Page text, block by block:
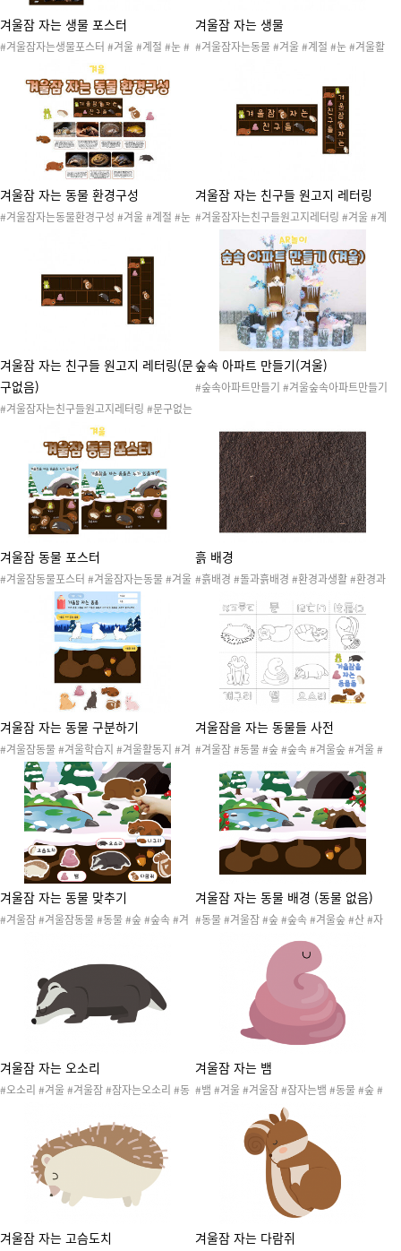
겨울잠 자는 생물 포스터
#겨울잠자는생물포스터 #겨울 #계절 #눈 #
겨울활동 #겨울놀이 #겨울도안 #겨울환경 #
겨울자료 #겨울게시판 #겨울환경판 #겨울프
로젝트 #겨울잠자는생물 #겨울잠자는동물 #
겨울포스터 #겨울교수자료 #오소리 #개구리
#고슴도치 #다람쥐 #뱀 #곰
겨울잠 자는 생물
#겨울잠자는동물 #겨울 #계절 #눈 #겨울활
#겨울잠자는생물 #겨울포스터 #겨울교수자
료 #오소리 #개구리 #고슴도치 #다람쥐 #뱀
겨울잠 자는 동물 환경구성
#겨울잠자는동물환경구성 #겨울 #계절 #눈
로젝트 #겨울게시판 #겨울환경판 #겨울환경
구성 #교실환경구성
겨울잠 자는 친구들 원고지 레터링
#겨울잠자는친구들원고지레터링 #겨울 #계
절 #눈 #겨울놀이 #겨울활동 #겨울자료 #겨
울도안 #겨울프로젝트 #겨울잠자는동물 #겨
울잠자는생물 #겨울레터링
겨울잠 자는 친구들 원고지 레터링(문
구없음)
#겨울잠자는친구들원고지레터링 #문구없는
겨울잠자는친구들원고지레터링 #겨울 #계절
#눈 #겨울놀이 #겨울활동 #겨울자료 #겨울
도안 #겨울프로젝트 #겨울잠자는동물 #겨울
잠자는생물 #겨울레터링
숲속 아파트 만들기(겨울)
#숲속아파트만들기 #겨울숲속아파트만들기
겨울활동 #겨울환경 #미술활동 #자연물 #협
동활동 #색칠놀이 #색칠도안 #겨울오리기 #
숲속마을
겨울잠 동물 포스터
#겨울잠동물포스터 #겨울잠자는동물 #겨울
#겨울포스터 #겨울놀이 #겨울도안 #겨울활
동 #겨울교수자료 #겨울잠을자는동물은누가
있을까 #곰 #개구리 #다람쥐 #오소리 #너구
리 #고슴도치 #뱀 #겨울잠동물포스터가로버
전 #겨울잠동물포스터세로버전
흙 배경
#흙배경 #돌과흙배경 #환경과생활 #환경과
도안 #흙도안 #돌과흙도안
겨울잠 자는 동물 구분하기
#겨울잠동물 #겨울학습지 #겨울활동지 #겨
울잠 #가위오리기 #오리기 #종이오리기
겨울잠을 자는 동물들 사전
#겨울잠 #동물 #숲 #숲속 #겨울숲 #겨울 #
동물맞추기 #활동지 #작은책 #색칠도안 #개
구리 #다람쥐 #오소리 #곰 #뱀 #너구리
겨울잠 자는 동물 맞추기
#겨울잠 #겨울잠동물 #동물 #숲 #숲속 #겨
울잠자는동물맞추기 #겨울놀이 #개구리 #곰
#다람쥐 #고슴도치 #뱀 #너구리 #오소리
겨울잠 자는 동물 배경 (동물 없음)
#동물 #겨울잠 #숲 #숲속 #겨울숲 #산 #자
동물맞추기 #겨울놀이
겨울잠 자는 오소리
#오소리 #겨울 #겨울잠 #잠자는오소리 #동
판 #겨울잠동물맞추기
겨울잠 자는 뱀
#뱀 #겨울 #겨울잠 #잠자는뱀 #동물 #숲 #
숲속 #겨울숲 #산 #자연 #겨울환경판 #겨울
잠동물맞추기
겨울잠 자는 고슴도치 겨울잠 자는 다람쥐